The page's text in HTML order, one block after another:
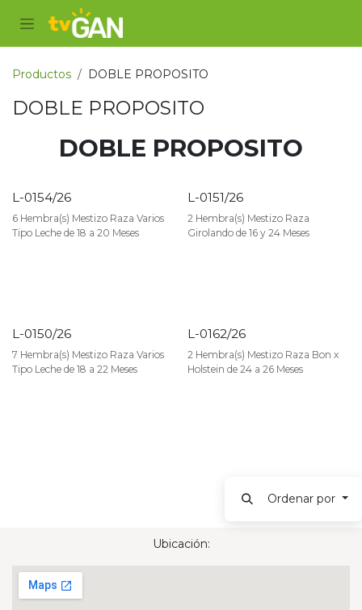
Productos DOBLE PROPOSITO
DOBLE PROPOSITO
DOBLE PROPOSITO
VENDIDO
L-0154/26
6 Hembra(s) Mestizo Raza Varios
Tipo Leche de 18 a 20 Meses
VENDIDO
L-0151/26
2 Hembra(s) Mestizo Raza
Girolando de 16 y 24 Meses
VENDIDO
L-0150/26
7 Hembra(s) Mestizo Raza Varios
Tipo Leche de 18 a 22 Meses
VENDIDO
L-0162/26
2 Hembra(s) Mestizo Raza Bon x
Holstein de 24 a 26 Meses
Ordenar por
Ubicación: